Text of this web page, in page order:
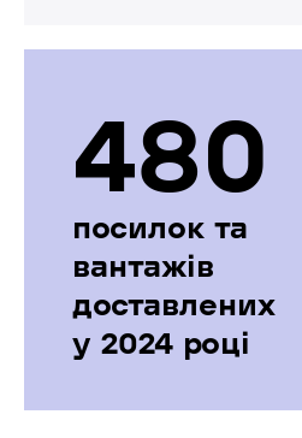
посилок та
вантажів
доставлених
у 2024 році